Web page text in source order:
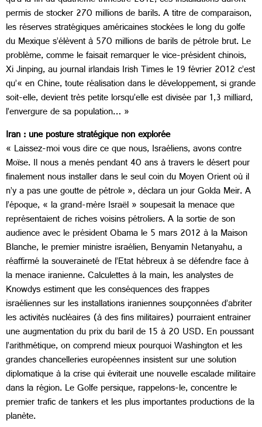
permis de stocker 270 millions de barils. A titre de comparaison,
les réserves stratégiques américaines stockées le long du golfe
du Mexique s’élèvent à 570 millions de barils de pétrole brut. Le
problème, comme le faisait remarquer le vice-président chinois,
Xi Jinping, au journal irlandais Irish Times le 19 février 2012 c’est
qu’« en Chine, toute réalisation dans le développement, si grande
soit-elle, devient très petite lorsqu’elle est divisée par 1,3 milliard,
l’envergure de sa population… »
Iran : une posture stratégique non explorée
« Laissez-moi vous dire ce que nous, Israéliens, avons contre
Moïse. Il nous a menés pendant 40 ans à travers le désert pour
finalement nous installer dans le seul coin du Moyen Orient où il
n’y a pas une goutte de pétrole », déclara un jour Golda Meir. A
l’époque, « la grand-mère Israël » soupesait la menace que
représentaient de riches voisins pétroliers. A la sortie de son
audience avec le président Obama le 5 mars 2012 à la Maison
Blanche, le premier ministre israélien, Benyamin Netanyahu, a
réaffirmé la souveraineté de l’Etat hébreux à se défendre face à
la menace iranienne. Calculettes à la main, les analystes de
Knowdys estiment que les conséquences des frappes
israéliennes sur les installations iraniennes soupçonnées d’abriter
les activités nucléaires (à des fins militaires) pourraient entrainer
une augmentation du prix du baril de 15 à 20 USD. En poussant
l’arithmétique, on comprend mieux pourquoi Washington et les
grandes chancelleries européennes insistent sur une solution
diplomatique à la crise qui éviterait une nouvelle escalade militaire
dans la région. Le Golfe persique, rappelons-le, concentre le
premier trafic de tankers et les plus importantes productions de la
planète.